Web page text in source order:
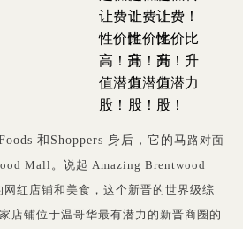
和Shoppers 身后，它的马 路对面
Mall。说起 Amazing Brentwood
红店铺和美食，这个新晋的世界级综
店铺位于温哥华最有潜力的新晋商圈的